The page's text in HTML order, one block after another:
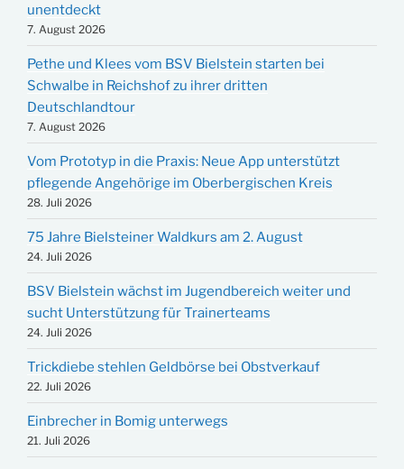
unentdeckt
7. August 2026
Pethe und Klees vom BSV Bielstein starten bei
Schwalbe in Reichshof zu ihrer dritten
Deutschlandtour
7. August 2026
Vom Prototyp in die Praxis: Neue App unterstützt
pflegende Angehörige im Oberbergischen Kreis
28. Juli 2026
75 Jahre Bielsteiner Waldkurs am 2. August
24. Juli 2026
BSV Bielstein wächst im Jugendbereich weiter und
sucht Unterstützung für Trainerteams
24. Juli 2026
Trickdiebe stehlen Geldbörse bei Obstverkauf
22. Juli 2026
Einbrecher in Bomig unterwegs
21. Juli 2026